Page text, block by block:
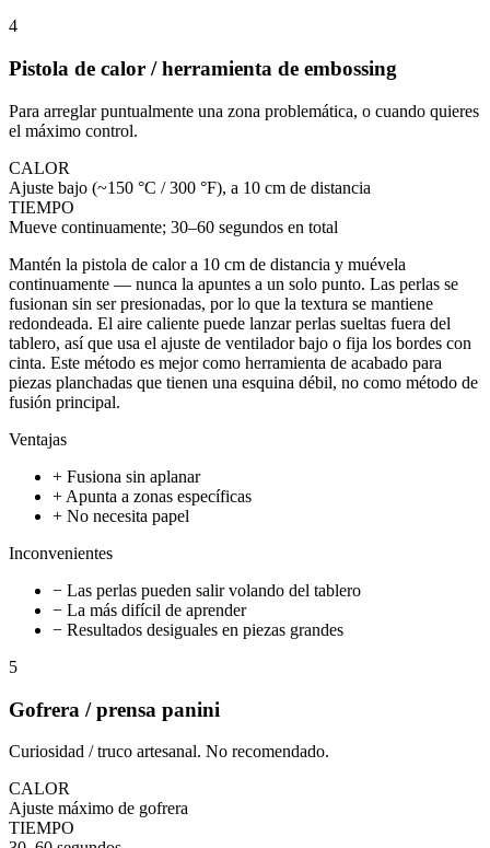
4
Pistola de calor / herramienta de embossing
Para arreglar puntualmente una zona problemática, o cuando quieres
el máximo control.
CALOR
Ajuste bajo (~150 °C / 300 °F), a 10 cm de distancia
TIEMPO
Mueve continuamente; 30–60 segundos en total
Mantén la pistola de calor a 10 cm de distancia y muévela
continuamente — nunca la apuntes a un solo punto. Las perlas se
fusionan sin ser presionadas, por lo que la textura se mantiene
redondeada. El aire caliente puede lanzar perlas sueltas fuera del
tablero, así que usa el ajuste de ventilador bajo o fija los bordes con
cinta. Este método es mejor como herramienta de acabado para
piezas planchadas que tienen una esquina débil, no como método de
fusión principal.
Ventajas
+ Fusiona sin aplanar
+ Apunta a zonas específicas
+ No necesita papel
Inconvenientes
− Las perlas pueden salir volando del tablero
− La más difícil de aprender
− Resultados desiguales en piezas grandes
5
Gofrera / prensa panini
Curiosidad / truco artesanal. No recomendado.
CALOR
Ajuste máximo de gofrera
TIEMPO